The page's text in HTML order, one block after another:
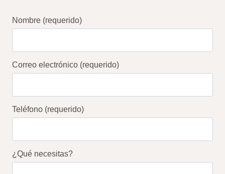
Nombre (requerido)
Correo electrónico (requerido)
Teléfono (requerido)
¿Qué necesitas?